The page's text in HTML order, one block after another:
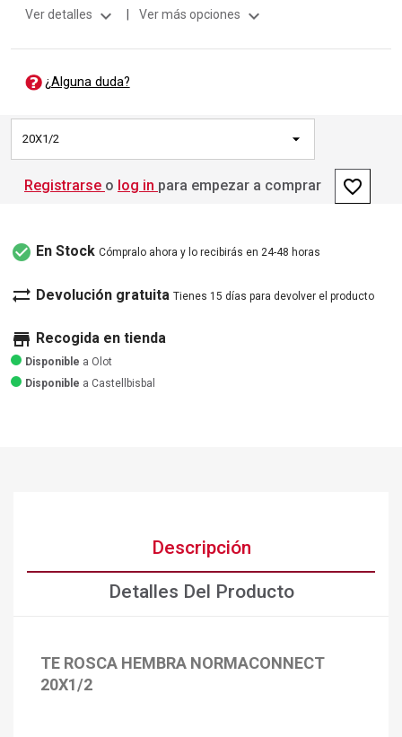
Ver detalles expand_more Ver más opciones expand_more
¿Alguna duda?
20X1/2
Registrarse o log in para empezar a comprar favorite_border
check_circle En Stock Cómpralo ahora y lo recibirás en 24-48 horas
sync_alt Devolución gratuita Tienes 15 días para devolver el producto
store Recogida en tienda
Disponible a Olot
Disponible a Castellbisbal
Descripción
Detalles Del Producto
TE ROSCA HEMBRA NORMACONNECT
20X1/2